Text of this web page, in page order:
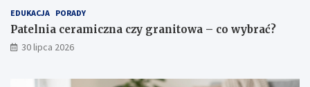
EDUKACJA PORADY
Patelnia ceramiczna czy granitowa – co wybrać?
30 lipca 2026